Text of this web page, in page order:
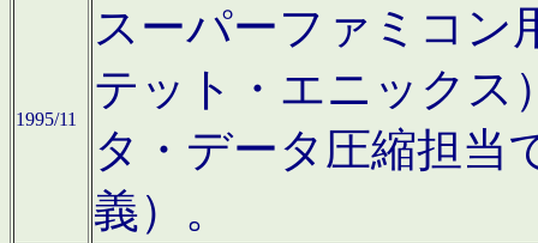
1995/11
スーパーファミコン
テット・エニックス
タ・データ圧縮担当
義）。